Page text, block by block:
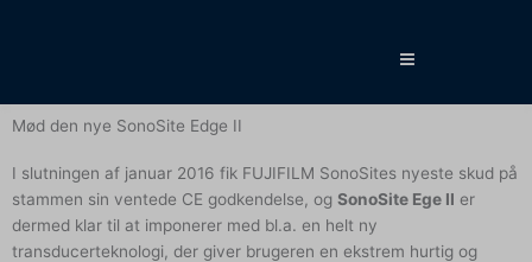
Mød den nye SonoSite Edge II
I slutningen af januar 2016 fik FUJIFILM SonoSites nyeste skud på
stammen sin ventede CE godkendelse, og SonoSite Ege II er
dermed klar til at imponerer med bl.a. en helt ny
transducerteknologi, der giver brugeren en ekstrem hurtig og